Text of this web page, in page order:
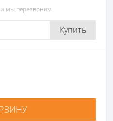
мы перезвоним
Купить